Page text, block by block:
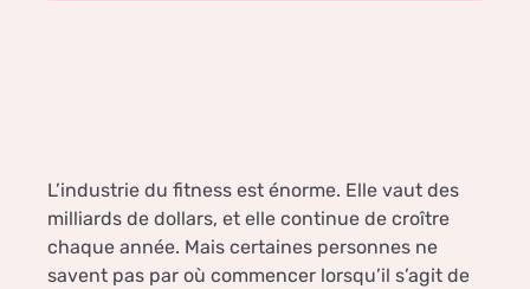
L’industrie du fitness est énorme. Elle vaut des
milliards de dollars, et elle continue de croître
chaque année. Mais certaines personnes ne
savent pas par où commencer lorsqu’il s’agit de